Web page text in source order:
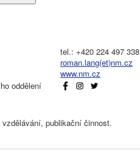
oddělení
tel.: +420 224 497 338
roman.lang(et)nm.cz
www.nm.cz
publikační činnost.